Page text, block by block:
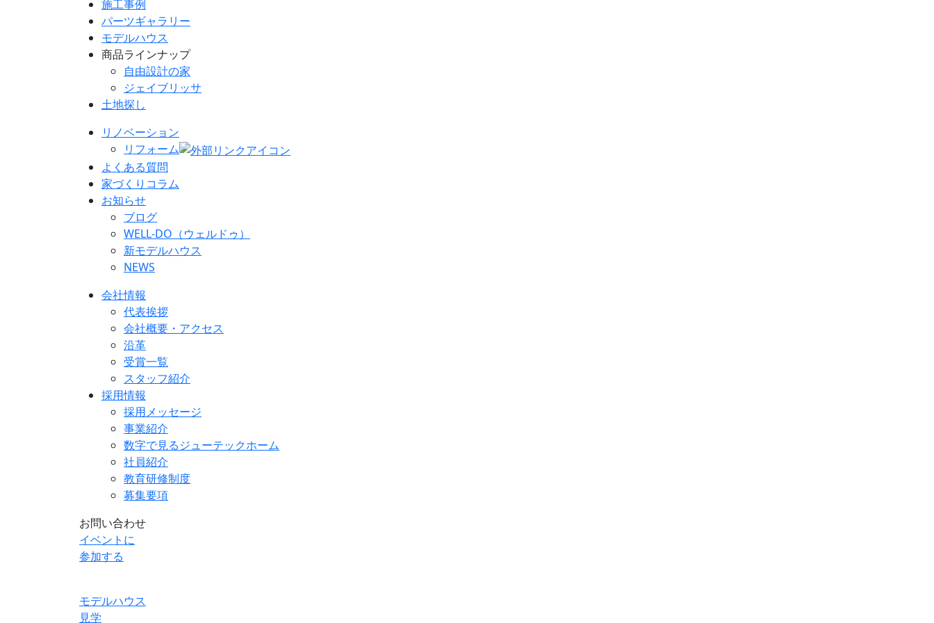
施工事例
パーツギャラリー
モデルハウス
商品ラインナップ
自由設計の家
ジェイブリッサ
土地探し
リノベーション
リフォーム
よくある質問
家づくりコラム
お知らせ
ブログ
WELL-DO（ウェルドゥ）
新モデルハウス
NEWS
会社情報
代表挨拶
会社概要・アクセス
沿革
受賞一覧
スタッフ紹介
採用情報
採用メッセージ
事業紹介
数字で見るジューテックホーム
社員紹介
教育研修制度
募集要項
お問い合わせ
イベントに
参加する
モデルハウス
見学